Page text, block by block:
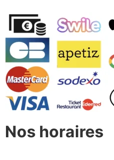
Nos horaires